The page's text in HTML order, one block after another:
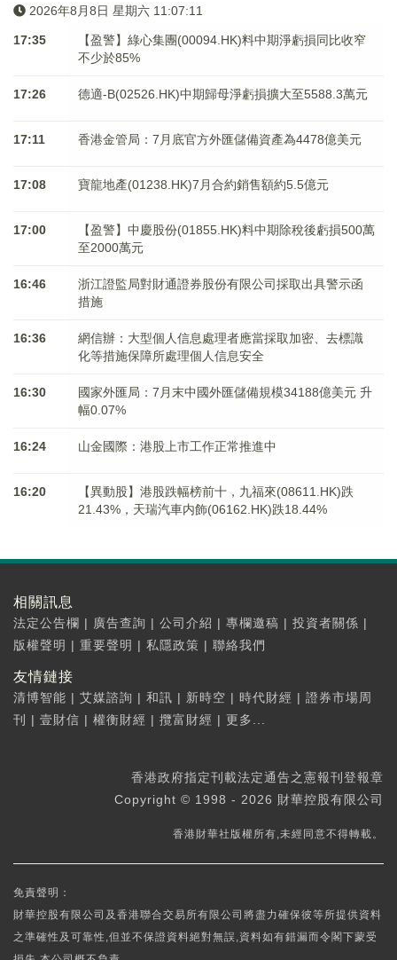
2026年8月8日 星期六 11:07:11
17:35
【盈警】綠心集團(00094.HK)料中期淨虧損同比收窄
不少於85%
17:26 德適-B(02526.HK)中期歸母淨虧損擴大至5588.3萬元
17:11 香港金管局：7月底官方外匯儲備資產為4478億美元
17:08 寶龍地產(01238.HK)7月合約銷售額約5.5億元
17:00
【盈警】中慶股份(01855.HK)料中期除稅後虧損500萬
至2000萬元
16:46
浙江證監局對財通證券股份有限公司採取出具警示函
措施
16:36
網信辦：大型個人信息處理者應當採取加密、去標識
化等措施保障所處理個人信息安全
16:30
國家外匯局：7月末中國外匯儲備規模34188億美元 升
幅0.07%
16:24 山金國際：港股上市工作正常推進中
16:20
【異動股】港股跌幅榜前十，九福來(08611.HK)跌
21.43%，天瑞汽車内飾(06162.HK)跌18.44%
相關訊息
法定公告欄 | 廣告查詢 | 公司介紹 | 專欄邀稿 | 投資者關係 |
版權聲明 | 重要聲明 | 私隱政策 | 聯絡我們
友情鏈接
清博智能 | 艾媒諮詢 | 和訊 | 新時空 | 時代財經 | 證券市場周
刊
| 壹財信 | 權衡財經 | 攬富財經 | 更多...
香港政府指定刊載法定通告之憲報刊登報章
Copyright © 1998 - 2026 財華控股有限公司
香港財華社版權所有,未經同意不得轉載。
免責聲明：
財華控股有限公司及香港聯合交易所有限公司將盡力確保彼等所提供資料
之準確性及可靠性,但並不保證資料絕對無誤,資料如有錯漏而令閣下蒙受